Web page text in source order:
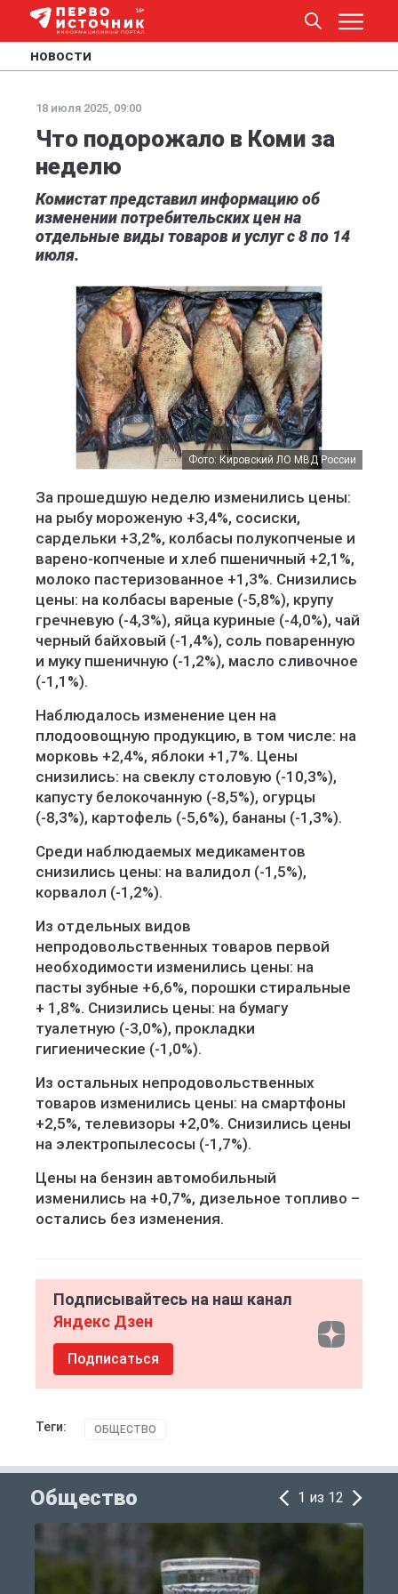
НОВОСТИ
18 июля 2025, 09:00
Что подорожало в Коми за
неделю
Комистат представил информацию об
изменении потребительских цен на
отдельные виды товаров и услуг с 8 по 14
июля.
Фото: Кировский ЛО МВД России
За прошедшую неделю изменились цены:
на рыбу мороженую +3,4%, сосиски,
сардельки +3,2%, колбасы полукопченые и
варено-копченые и хлеб пшеничный +2,1%,
молоко пастеризованное +1,3%. Снизились
цены: на колбасы вареные (-5,8%), крупу
гречневую (-4,3%), яйца куриные (-4,0%), чай
черный байховый (-1,4%), соль поваренную
и муку пшеничную (-1,2%), масло сливочное
(-1,1%).
Наблюдалось изменение цен на
плодоовощную продукцию, в том числе: на
морковь +2,4%, яблоки +1,7%. Цены
снизились: на свеклу столовую (-10,3%),
капусту белокочанную (-8,5%), огурцы
(-8,3%), картофель (-5,6%), бананы (-1,3%).
Среди наблюдаемых медикаментов
снизились цены: на валидол (-1,5%),
корвалол (-1,2%).
Из отдельных видов
непродовольственных товаров первой
необходимости изменились цены: на
пасты зубные +6,6%, порошки стиральные
+ 1,8%. Снизились цены: на бумагу
туалетную (-3,0%), прокладки
гигиенические (-1,0%).
Из остальных непродовольственных
товаров изменились цены: на смартфоны
+2,5%, телевизоры +2,0%. Снизились цены
на электропылесосы (-1,7%).
Цены на бензин автомобильный
изменились на +0,7%, дизельное топливо –
остались без изменения.
Подписывайтесь на наш канал
Яндекс Дзен
Подписаться
Теги: ОБЩЕСТВО
Общество 1 из 12